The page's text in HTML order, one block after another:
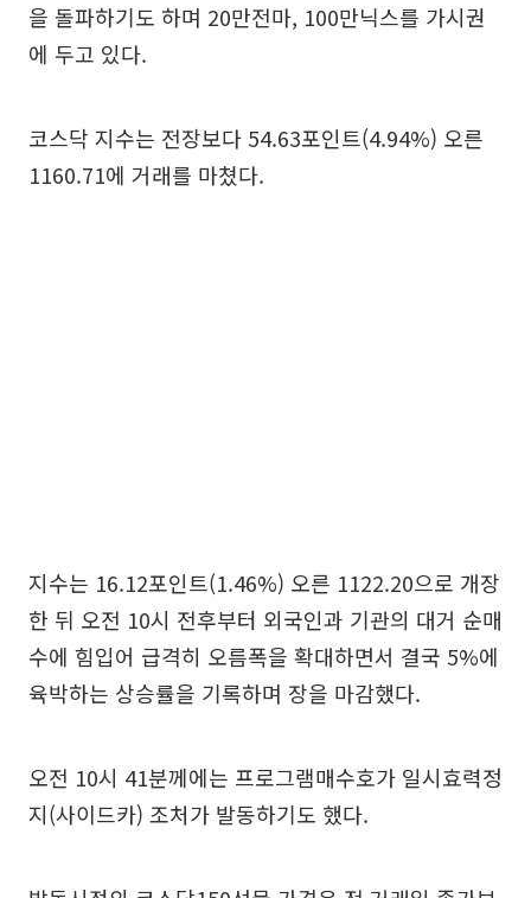
을 돌파하기도 하며 20만전마, 100만닉스를 가시권
에 두고 있다.
코스닥 지수는 전장보다 54.63포인트(4.94%) 오른
1160.71에 거래를 마쳤다.
지수는 16.12포인트(1.46%) 오른 1122.20으로 개장
한 뒤 오전 10시 전후부터 외국인과 기관의 대거 순매
수에 힘입어 급격히 오름폭을 확대하면서 결국 5%에
육박하는 상승률을 기록하며 장을 마감했다.
오전 10시 41분께에는 프로그램매수호가 일시효력정
지(사이드카) 조처가 발동하기도 했다.